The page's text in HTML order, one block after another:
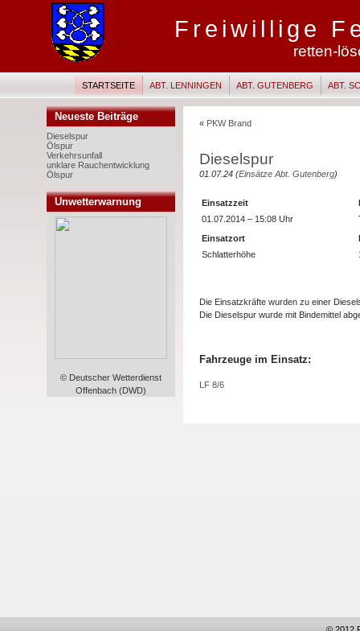
Freiwillige
retten-
STARTSEITE ABT. LENNINGEN ABT. GUTENBERG ABT.
Neueste Beiträge
Dieselspur
Ölspur
Verkehrsunfall
unklare Rauchentwicklung
Ölspur
Unwetterwarnung
© Deutscher Wetterdienst
Offenbach (DWD)
« PKW Brand
Dieselspur
01.07.24 (Einsätze Abt. Gutenberg)
Einsatzzeit
01.07.2014 – 15:08 Uhr
Einsatzort
Schlatterhöhe
Die Einsatzkräfte wurden zu einer
Die Dieselspur wurde mit Bindemittel
Fahrzeuge im Einsatz:
LF 8/6